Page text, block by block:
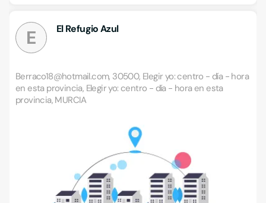
E El Refugio Azul
Berraco18@hotmail.com, 30500, Elegir yo: centro - día - hora
en esta provincia, Elegir yo: centro - día - hora en esta
provincia, MURCIA